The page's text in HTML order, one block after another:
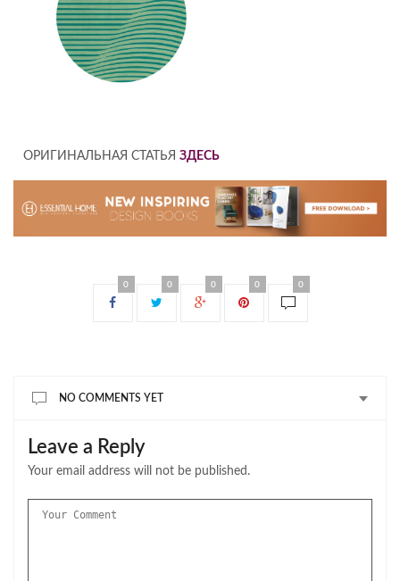
ОРИГИНАЛЬНАЯ СТАТЬЯ ЗДЕСЬ
0 0 0 0 0
NO COMMENTS YET
Leave a Reply
Your email address will not be published.